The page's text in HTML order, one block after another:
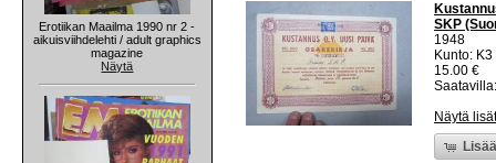
Erotiikan Maailma 1990 nr 2 -
aikuisviihdelehti / adult graphics
magazine
Näytä
SKP
1948
Kunto:
15.00 €
Näytä